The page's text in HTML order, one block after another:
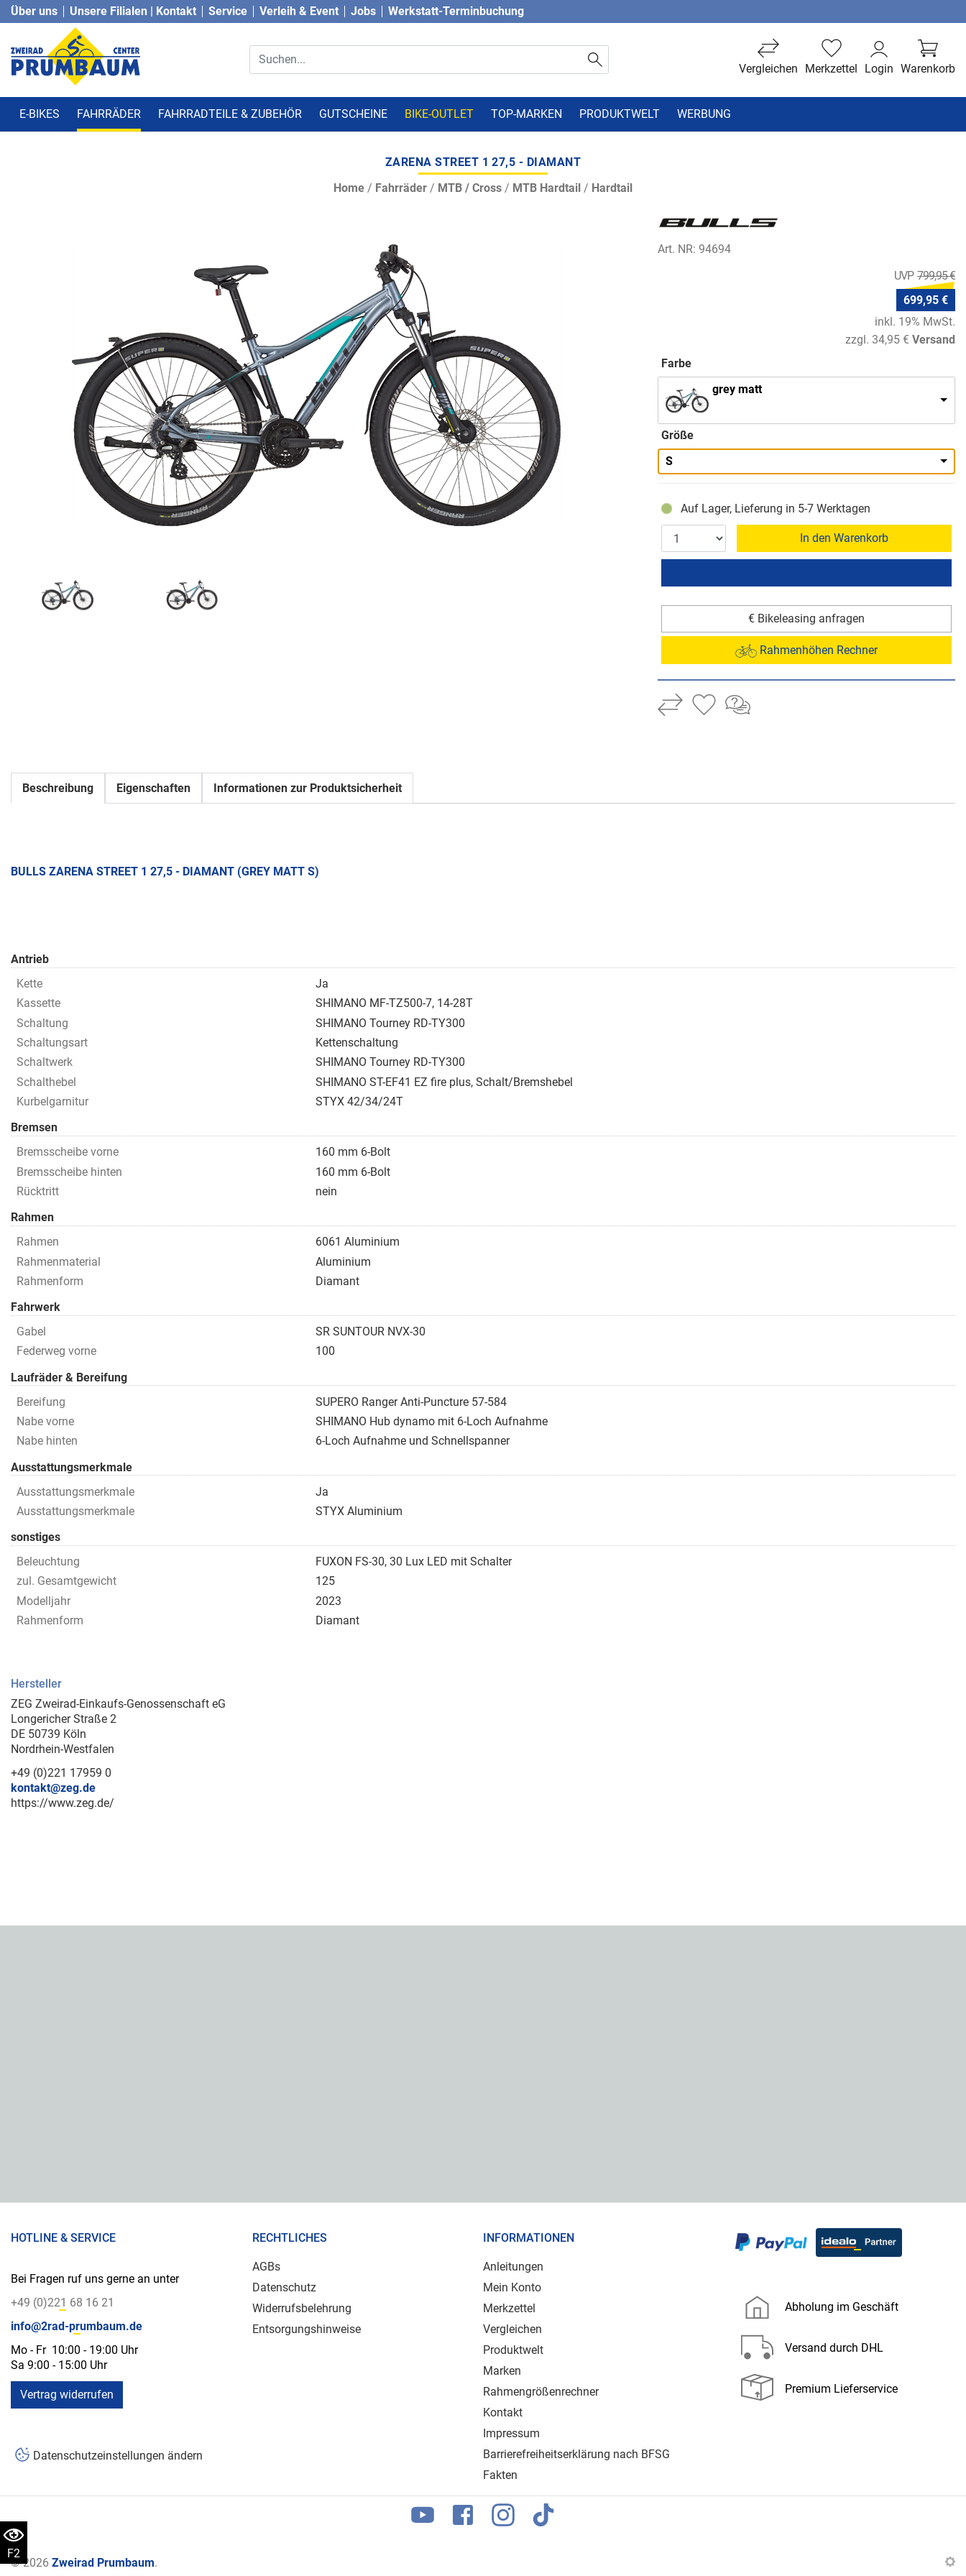
F2
Über uns Unsere Filialen | Kontakt Service Verleih & Event Jobs Werkstatt-Terminbuchung
Warenkorb
Login
Merkzettel
Vergleichen
E-BIKES FAHRRÄDER FAHRRADTEILE & ZUBEHÖR GUTSCHEINE BIKE-OUTLET TOP-MARKEN PRODUKTWELT WERBUNG
ZARENA STREET 1 27,5 - DIAMANT
Home / Fahrräder / MTB / Cross / MTB Hardtail / Hardtail
Art. NR: 94694
799,95 €
699,95 €
inkl. 19% MwSt.
zzgl. 34,95 € Versand
Farbe
grey matt
Größe
S
Auf Lager, Lieferung in 5-7 Werktagen
In den Warenkorb
€ Bikeleasing anfragen
Rahmenhöhen Rechner
Beschreibung Eigenschaften Informationen zur Produktsicherheit
BULLS ZARENA STREET 1 27,5 - DIAMANT (GREY MATT S)
Antrieb
Kette
Ja
Kassette
SHIMANO MF-TZ500-7, 14-28T
Schaltung
SHIMANO Tourney RD-TY300
Schaltungsart
Kettenschaltung
Schaltwerk
SHIMANO Tourney RD-TY300
Schalthebel
SHIMANO ST-EF41 EZ fire plus, Schalt/Bremshebel
Kurbelgarnitur
STYX 42/34/24T
Bremsen
Bremsscheibe vorne
160 mm 6-Bolt
Bremsscheibe hinten
160 mm 6-Bolt
Rücktritt
nein
Rahmen
Rahmen
6061 Aluminium
Rahmenmaterial
Aluminium
Rahmenform
Diamant
Fahrwerk
Gabel
SR SUNTOUR NVX-30
Federweg vorne
100
Laufräder & Bereifung
Bereifung
SUPERO Ranger Anti-Puncture 57-584
Nabe vorne
SHIMANO Hub dynamo mit 6-Loch Aufnahme
Nabe hinten
6-Loch Aufnahme und Schnellspanner
Ausstattungsmerkmale
Ausstattungsmerkmale
Ja
Ausstattungsmerkmale
STYX Aluminium
sonstiges
Beleuchtung
FUXON FS-30, 30 Lux LED mit Schalter
zul. Gesamtgewicht
125
Modelljahr
2023
Rahmenform
Diamant
Hersteller
ZEG Zweirad-Einkaufs-Genossenschaft eG
Longericher Straße 2
DE 50739 Köln
Nordrhein-Westfalen
+49 (0)221 17959 0
kontakt@zeg.de
https://www.zeg.de/
HOTLINE & SERVICE
Bei Fragen ruf uns gerne an unter
+49 (0)221 68 16 21
info@2rad-prumbaum.de
Mo - Fr 10:00 - 19:00 Uhr
Sa 9:00 - 15:00 Uhr
Vertrag widerrufen
Datenschutzeinstellungen ändern
RECHTLICHES
AGBs
Datenschutz
Widerrufsbelehrung
Entsorgungshinweise
INFORMATIONEN
Anleitungen
Mein Konto
Merkzettel
Vergleichen
Produktwelt
Marken
Rahmengrößenrechner
Kontakt
Impressum
Barrierefreiheitserklärung nach BFSG
Fakten
Abholung im Geschäft
Versand durch DHL
Premium Lieferservice
© 2026 Zweirad Prumbaum.